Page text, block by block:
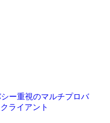
ー重視のマルチプロバ
ライアント